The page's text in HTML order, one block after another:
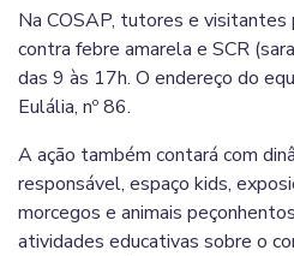
Na COSAP, tutores e visitantes
contra febre amarela e SCR
das 9 às 17h. O endereço do
Eulália, nº 86.
A ação também contará com
responsável, espaço kids,
morcegos e animais
atividades educativas sobre o